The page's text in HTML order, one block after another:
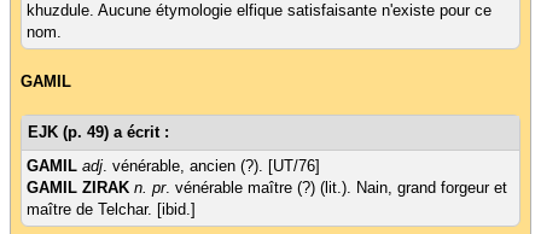
khuzdule. Aucune étymologie elfique satisfaisante n'existe pour ce
nom.
GAMIL
EJK (p. 49) a écrit :
GAMIL adj. vénérable, ancien (?). [UT/76]
GAMIL ZIRAK n. pr. vénérable maître (?) (lit.). Nain, grand forgeur et
maître de Telchar. [ibid.]